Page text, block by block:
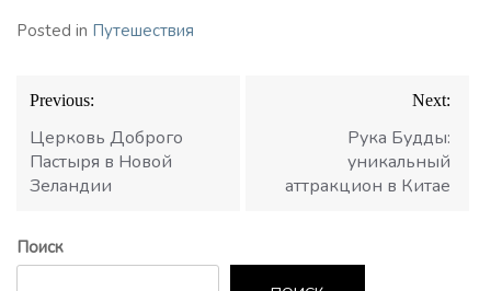
Posted in Путешествия
Навигация
по
записям
Previous:
Церковь Доброго
Пастыря в Новой
Зеландии
Next:
Рука Будды:
уникальный
аттракцион в Китае
Поиск